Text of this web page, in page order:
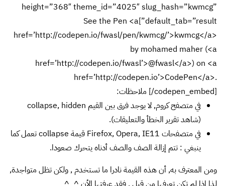
height=”368″ theme_id=”4025″ slug_hash=”kwmcg”
default_tab=”result”]See the Pen <a
href=’http://codepen.io/fwasl/pen/kwmcg/’>kwmcg</a>
by mohamed maher (<a
href=’http://codepen.io/fwasl’>@fwasl</a>) on <a
href=’http://codepen.io’>CodePen</a>.
[/codepen_embed] ملاحظات:
في متصفح كروم, لا يوجد فرق بين القيم collapse, hidden
(شاهد تقرير الخطأ والتعليقات).
في متصفحات Firefox, Opera, IE11 قيمة collapse تعمل كما
ينبغي : تتم إزالة الصف والصف أدناه يتحرك صعودا.
ومن المعترف به, أن هذه القيمة نادرا ما تستخدم , ولكن تظل متواجدة,